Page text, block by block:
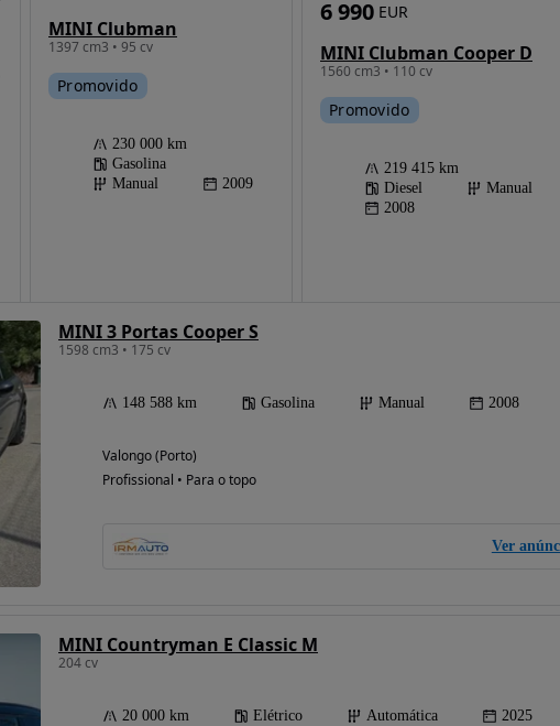
MINI Clubman
1397 cm3 • 95 cv
Promovido
230 000 km
Gasolina
Manual
2009
MINI Clubman Cooper D
1560 cm3 • 110 cv
6 990 EUR
Promovido
219 415 km
Diesel
Manual
2008
MINI 3 Portas Cooper S
1598 cm3 • 175 cv
148 588 km Gasolina Manual 2008
Valongo (Porto)
Profissional • Para o topo
Ver
MINI Countryman E Classic M
204 cv
20 000 km Elétrico Automática 2025